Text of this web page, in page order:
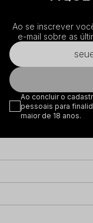
Ao se inscrever
e-mail sobre as
Ao concluir o
pessoais para
maior de 18 anos.